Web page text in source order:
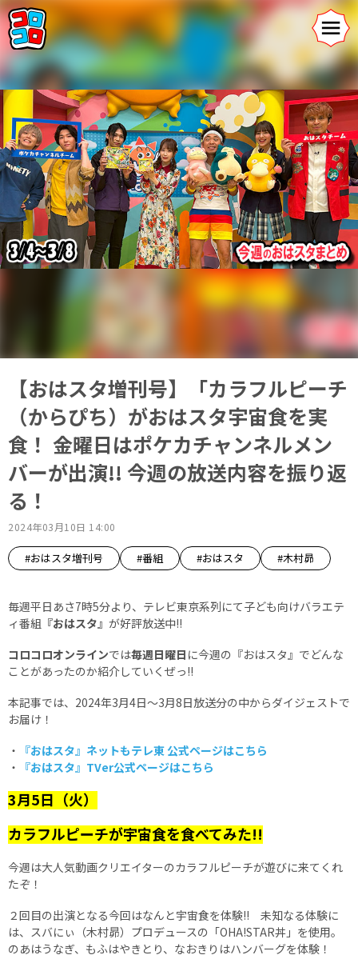
【おはスタ増刊号】「カラフルピーチ
（からぴち）がおはスタ宇宙食を実
食！ 金曜日はポケカチャンネルメン
バーが出演!! 今週の放送内容を振り返
る！
2024年03月10日 14:00
#おはスタ増刊号 #番組 #おはスタ #木村昴
毎週平日あさ7時5分より、テレビ東京系列にて子ども向けバラエテ
ィ番組 『おはスタ』 が好評放送中!!
コロコロオンラインでは毎週日曜日 に今週の『おはスタ』でどんな
ことがあったのか紹介していくぜっ!!
本記事では、2024年3月4日～3月8日放送分の中からダイジェストで
お届け！
・
『おはスタ』ネットもテレ東 公式ページはこちら
・
『おはスタ』TVer公式ページはこちら
3月5日（火）
カラフルピーチが宇宙食を食べてみた!!
今週は大人気動画クリエイターのカラフルピーチが遊びに来てくれ
たぞ！
２回目の出演となる今回はなんと宇宙食を体験!! 未知なる体験に
は、スバにぃ（木村昴）プロデュースの「OHA!STAR丼」を使用。
のあはうなぎ、もふはやきとり、なおきりはハンバーグを体験！